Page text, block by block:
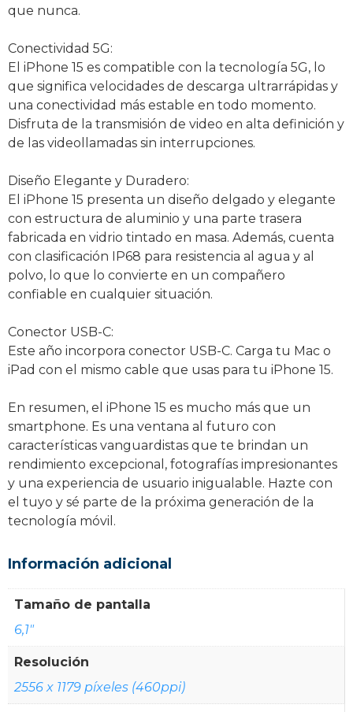
que nunca.
Conectividad 5G:
El iPhone 15 es compatible con la tecnología 5G, lo
que significa velocidades de descarga ultrarrápidas y
una conectividad más estable en todo momento.
Disfruta de la transmisión de video en alta definición y
de las videollamadas sin interrupciones.
Diseño Elegante y Duradero:
El iPhone 15 presenta un diseño delgado y elegante
con estructura de aluminio y una parte trasera
fabricada en vidrio tintado en masa. Además, cuenta
con clasificación IP68 para resistencia al agua y al
polvo, lo que lo convierte en un compañero
confiable en cualquier situación.
Conector USB-C:
Este año incorpora conector USB-C. Carga tu Mac o
iPad con el mismo cable que usas para tu iPhone 15.
En resumen, el iPhone 15 es mucho más que un
smartphone. Es una ventana al futuro con
características vanguardistas que te brindan un
rendimiento excepcional, fotografías impresionantes
y una experiencia de usuario inigualable. Hazte con
el tuyo y sé parte de la próxima generación de la
tecnología móvil.
Información adicional
Tamaño de pantalla
6,1"
Resolución
2556 x 1179 píxeles (460ppi)